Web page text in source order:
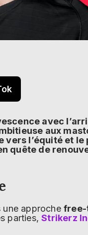
avec
aux
l’équité et
quête de
une approchefree-
parties,Strikerz